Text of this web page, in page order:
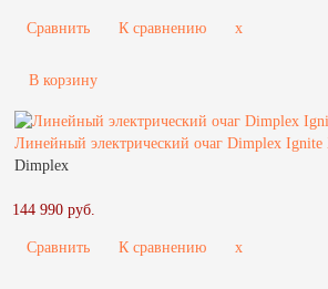
Сравнить К сравнению x
В корзину
Линейный электрический очаг Dimplex
Dimplex
144 990 руб.
Сравнить К сравнению x